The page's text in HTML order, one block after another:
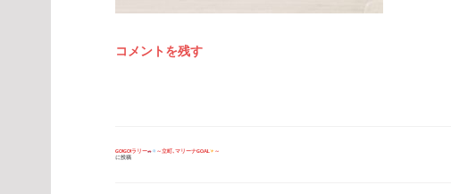
コメントを残す
投
GO!GO!ラリー ～立町､マリーナGOAL
～
に投稿